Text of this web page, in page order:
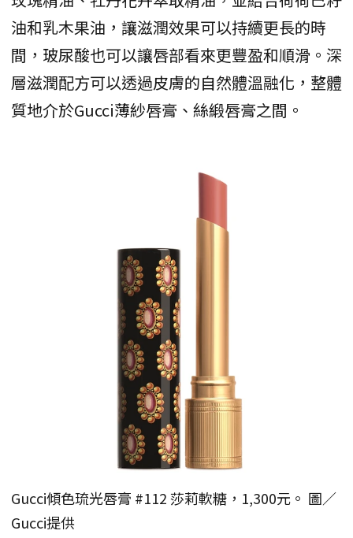
油和乳木果油，讓滋潤效果可以持續更長的時
間，玻尿酸也可以讓唇部看來更豐盈和順滑。深
層滋潤配方可以透過皮膚的自然體溫融化，整體
質地介於Gucci薄紗唇膏、絲緞唇膏之間。
Gucci傾色琉光唇膏 #112 莎莉軟糖，1,300元。 圖／
Gucci提供